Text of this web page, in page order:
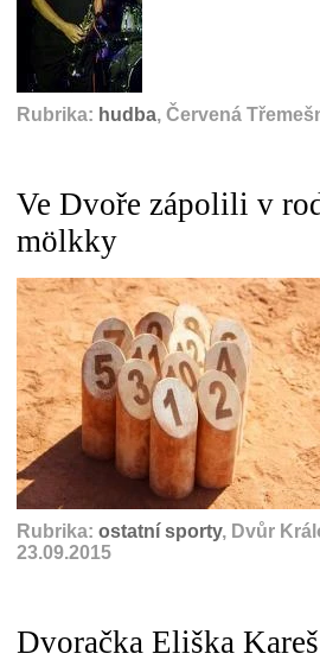
Rubrika: hudba, Červená
Ve Dvoře zápolili v
mölkky
Rubrika: ostatní sporty, Dvůr
23.09.2015
Dvoračka Eliška